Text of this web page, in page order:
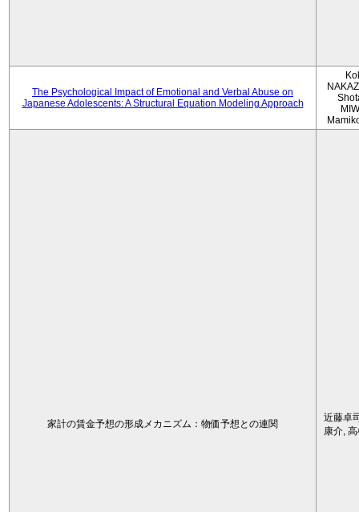
The Psychological Impact of Emotional and Verbal Abuse on
Japanese Adolescents: A Structural Equation Modeling Approach
家計の賃金予想の形成メカニズム：物価予想との連関
近藤卓
康介,